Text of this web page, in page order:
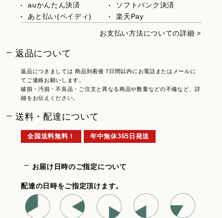
auかんたん決済
ソフトバンク決済
あと払い(ペイディ)
楽天Pay
お支払い方法についての詳細 >
返品について
返品につきましては 商品到着後 7日間以内にお電話またはメールに
てご連絡お願いします。
破損・汚損・不良品・ご注文と異なる商品や数量などの不備など、詳
細をお伝えください。
送料・配達について
全国送料無料！ 年中無休365日発送
お届け日時のご指定について
配達の日時をご指定頂けます。